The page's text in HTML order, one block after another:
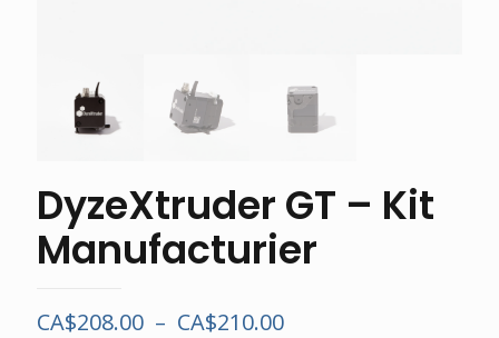
DyzeXtruder GT – Kit
Manufacturier
CA$208.00 – CA$210.00Plage